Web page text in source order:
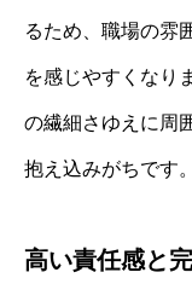
るため、職場の雰
を感じやすくなり
の繊細さゆえに周
抱え込みがちです。
高い責任感と